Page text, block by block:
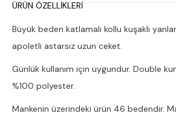
ÜRÜN ÖZELLIKLERI
Büyük beden katlamalı kollu kuşaklı
apoletli astarsız uzun ceket.
Günlük kullanım için uygundur. Double
%100 polyester.
Mankenin üzerindeki ürün 46 bedendir.